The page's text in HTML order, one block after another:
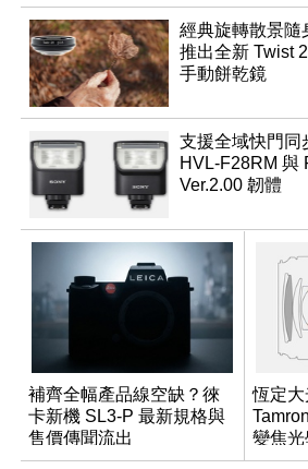
經典旋轉散景隨
推出全新 Twist
手動餅乾鏡
支援全域快門同
HVL-F28RM 與
Ver.2.00 韌體
補齊全幅產品線空缺？徠
卡新機 SL3-P 最新規格與
售價傳聞流出
恆定大
變焦